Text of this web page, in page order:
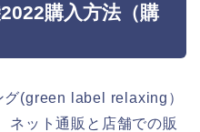
購入方法（購
(green label relaxing）
ネット通販と店舗での販